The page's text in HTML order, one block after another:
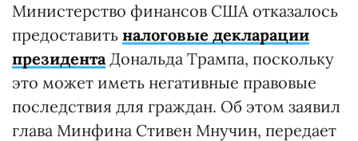
Министерство финансов США отказалось
предоставить налоговые декларации
президентаДональда Трампа, поскольку
это может иметь негативные правовые
последствия для граждан. Об этом заявил
глава Минфина Стивен Мнучин, передает